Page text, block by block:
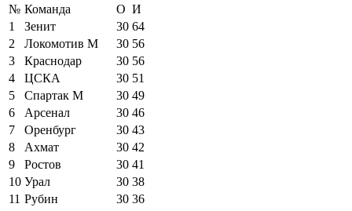
№ Команда О И
1
Зенит 30 64
2
Локомотив М 30 56
3
Краснодар 30 56
4
ЦСКА 30 51
5
Спартак М 30 49
6
Арсенал 30 46
7
Оренбург 30 43
8
Ахмат 30 42
9
Ростов 30 41
10 Урал 30 38
11 Рубин 30 36